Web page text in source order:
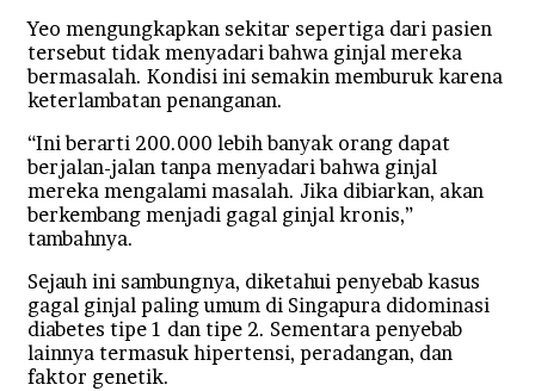
Yeo mengungkapkan sekitar sepertiga dari pasien
tersebut tidak menyadari bahwa ginjal mereka
bermasalah. Kondisi ini semakin memburuk karena
keterlambatan penanganan.
“Ini berarti 200.000 lebih banyak orang dapat
berjalan-jalan tanpa menyadari bahwa ginjal
mereka mengalami masalah. Jika dibiarkan, akan
berkembang menjadi gagal ginjal kronis,”
tambahnya.
Sejauh ini sambungnya, diketahui penyebab kasus
gagal ginjal paling umum di Singapura didominasi
diabetes tipe 1 dan tipe 2. Sementara penyebab
lainnya termasuk hipertensi, peradangan, dan
faktor genetik.